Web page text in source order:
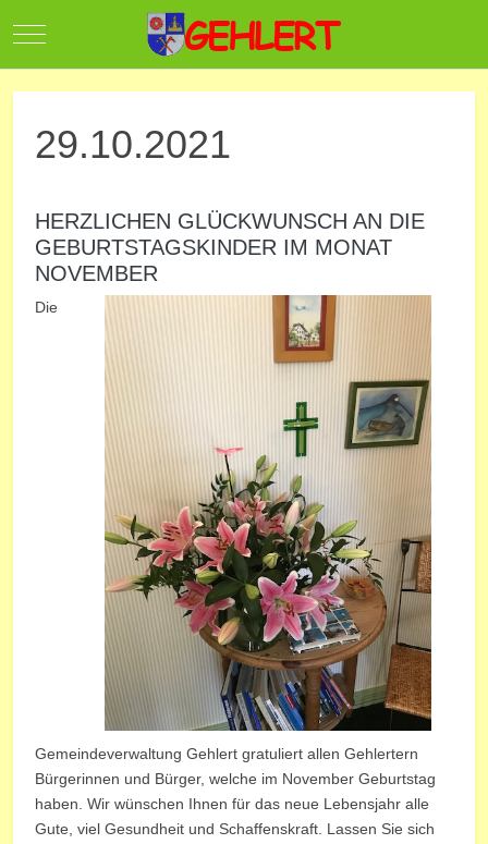
Mobile Menu Toggle
29.10.2021
HERZLICHEN GLÜCKWUNSCH AN DIE
GEBURTSTAGSKINDER IM MONAT
NOVEMBER
Die
Gemeindeverwaltung Gehlert gratuliert allen Gehlertern
Bürgerinnen und Bürger, welche im November Geburtstag
haben. Wir wünschen Ihnen für das neue Lebensjahr alle
Gute, viel Gesundheit und Schaffenskraft. Lassen Sie sich